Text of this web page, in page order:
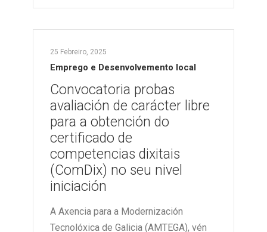
25 Febreiro, 2025
Emprego e Desenvolvemento local
Convocatoria probas
avaliación de carácter libre
para a obtención do
certificado de
competencias dixitais
(ComDix) no seu nivel
iniciación
A Axencia para a Modernización
Tecnolóxica de Galicia (AMTEGA), vén